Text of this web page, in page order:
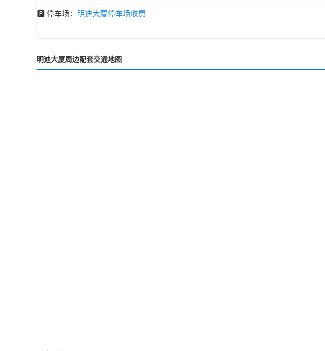
🅿️ 停车场： 明迪大厦停车场收费
明迪大厦周边配套交通地图